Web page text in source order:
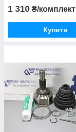
1 310 ₴/комплект
Купити